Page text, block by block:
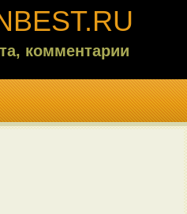
комментарии